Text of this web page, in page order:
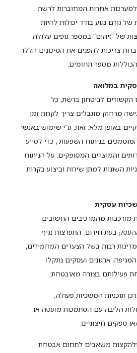
למערכות אחרות המחוברות לרשת
גורם נגוע בודד יכולות להיות
של “זיהום” במספר גופים עלולה
צריכות להפנים את הסיכונים הללו
הכוללות מספר תחומים:
הקשורים לביטחון ברשת, כל
מרחוק מוגבלים צריך לקחת זמן
באופן מלא. זאת, ע”י שימוש באנשי
בניתוח השפעות , כדי לסייע
והמוצרים המסופקים. על הניתוח
השונות למתן שירות וביצוע בקרות
מורכבות מהמרכיבים החשובים
בעת חירום. התפרצות נגיף
רבות בשל הצעדים המחמירים,
ארגונים ועסקים נתקלו
פעילותם בצורה מאובטחת.
תוכניות המשכיות פעולה,
הליבה עם הסתמכות מועטה או
ספקים חיצוניים.
משאבים לתחום אבטחת